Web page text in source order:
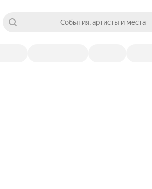
События, артисты и места